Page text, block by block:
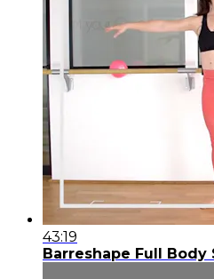
43:19
Barreshape Full